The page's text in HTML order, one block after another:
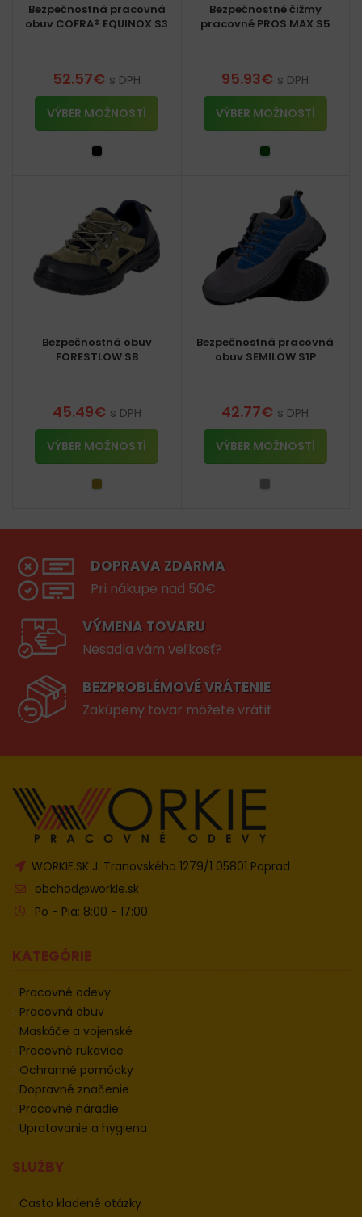
Bezpečnostná pracovná
obuv COFRA® EQUINOX S3
52.57€ s DPH
VÝBER MOŽNOSTÍ
Bezpečnostné čižmy
pracovné PROS MAX S5
95.93€ s DPH
VÝBER MOŽNOSTÍ
Bezpečnostná obuv
FORESTLOW SB
45.49€ s DPH
VÝBER MOŽNOSTÍ
Bezpečnostná pracovná
obuv SEMILOW S1P
42.77€ s DPH
VÝBER MOŽNOSTÍ
DOPRAVA ZDARMA
Pri nákupe nad 50€
VÝMENA TOVARU
Nesadla vám veľkosť?
BEZPROBLÉMOVÉ VRÁTENIE
Zakúpeny tovar môžete vrátiť
WORKIE.SK J. Tranovského 1279/1 05801 Poprad
obchod@workie.sk
Po - Pia: 8:00 - 17:00
KATEGÓRIE
Pracovné odevy
Pracovná obuv
Maskáče a vojenské
Pracovné rukavice
Ochranné pomôcky
Dopravné značenie
Pracovné náradie
Upratovanie a hygiena
SLUŽBY
Často kladené otázky